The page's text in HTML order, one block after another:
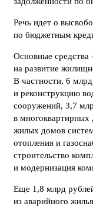
Речь идет о
по бюджетным
Основные
на развитие
В частности, 6 млрд
и реконструкцию
сооружений, 3,7
в
жилых домов
отопления и
строительство
и модернизация
Еще 1,8 млрд
из аварийного